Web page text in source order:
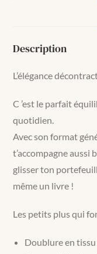
Description
L’élégance
C ’est le parfait
quotidien.
Avec son format
t’accompagne aussi
glisser ton
même un livre !
Les petits plus qui
Doublure en